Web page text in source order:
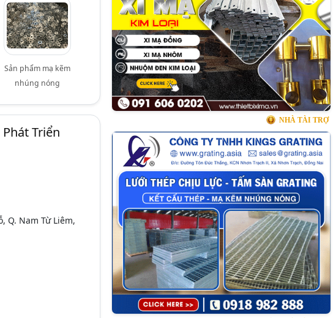
Sản phẩm mạ kẽm
nhúng nóng
Triển
Q. Nam Từ Liêm,
NHÀ TÀI TRỢ